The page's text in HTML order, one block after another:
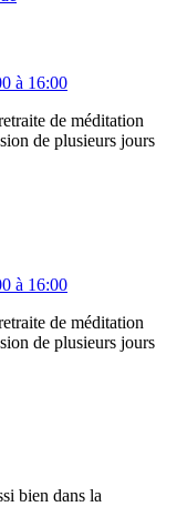
à 16:00
de méditation
de plusieurs jours
à 16:00
de méditation
de plusieurs jours
bien dans la